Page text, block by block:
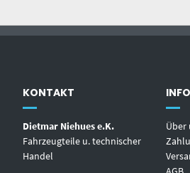
KONTAKT
Dietmar Niehues e.K.
Fahrzeugteile u. technischer
Handel
Über